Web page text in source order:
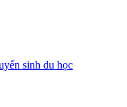
sinh du học